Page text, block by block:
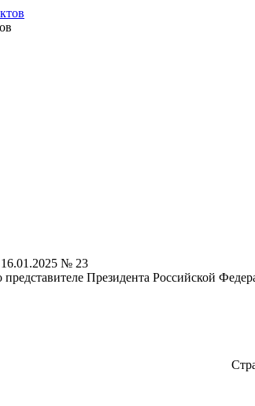
16.01.2025 № 23
Президента Российской